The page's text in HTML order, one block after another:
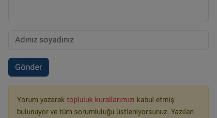
Gönder
Yorum yazarak topluluk kurallarımızı kabul etmiş
bulunuyor ve tüm sorumluluğu üstleniyorsunuz. Yazılan